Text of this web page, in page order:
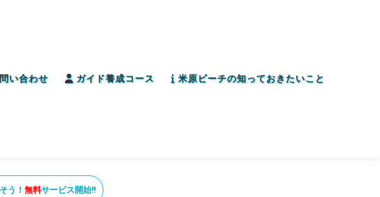
い合わせ ガイド養成コース 米原ビーチの知っておきたいこと
う！ 無料サービス開始!!